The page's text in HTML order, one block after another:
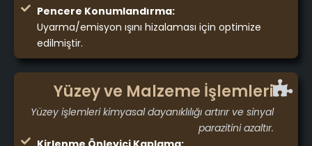
Pencere Konumlandırma:
Uyarma/emisyon ışını hizalaması için optimize
edilmiştir.
Yüzey ve Malzeme İşlemleri
Yüzey işlemleri kimyasal dayanıklılığı artırır ve sinyal
parazitini azaltır.